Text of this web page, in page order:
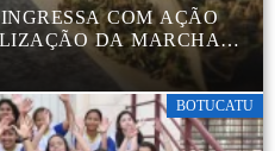
COM AÇÃO
DA MARCHA
BOTUCATU